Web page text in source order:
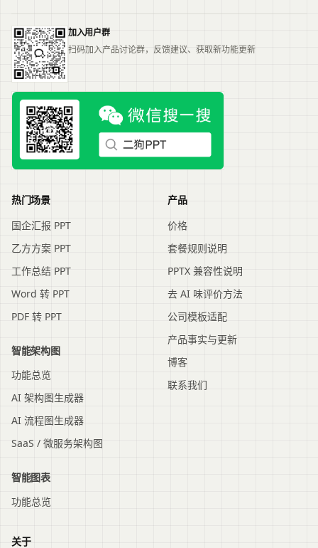
加入用户群
扫码加入产品讨论群，反馈建议、获取新功能更新
热门场景
国企汇报 PPT
乙方方案 PPT
工作总结 PPT
Word 转 PPT
PDF 转 PPT
智能架构图
功能总览
AI 架构图生成器
AI 流程图生成器
SaaS / 微服务架构图
智能图表
功能总览
产品
价格
套餐规则说明
PPTX 兼容性说明
去 AI 味评价方法
公司模板适配
产品事实与更新
博客
联系我们
关于